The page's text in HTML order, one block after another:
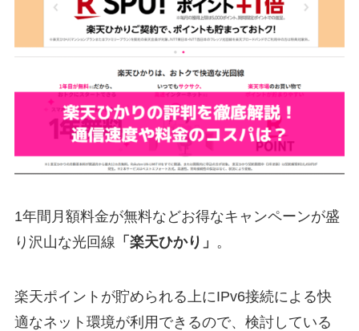
1年間月額料金が無料などお得なキャンペーンが盛
り沢山な光回線 「楽天ひかり」 。
楽天ポイントが貯められる上にIPv6接続による快
適なネット環境が利用できるので、検討している